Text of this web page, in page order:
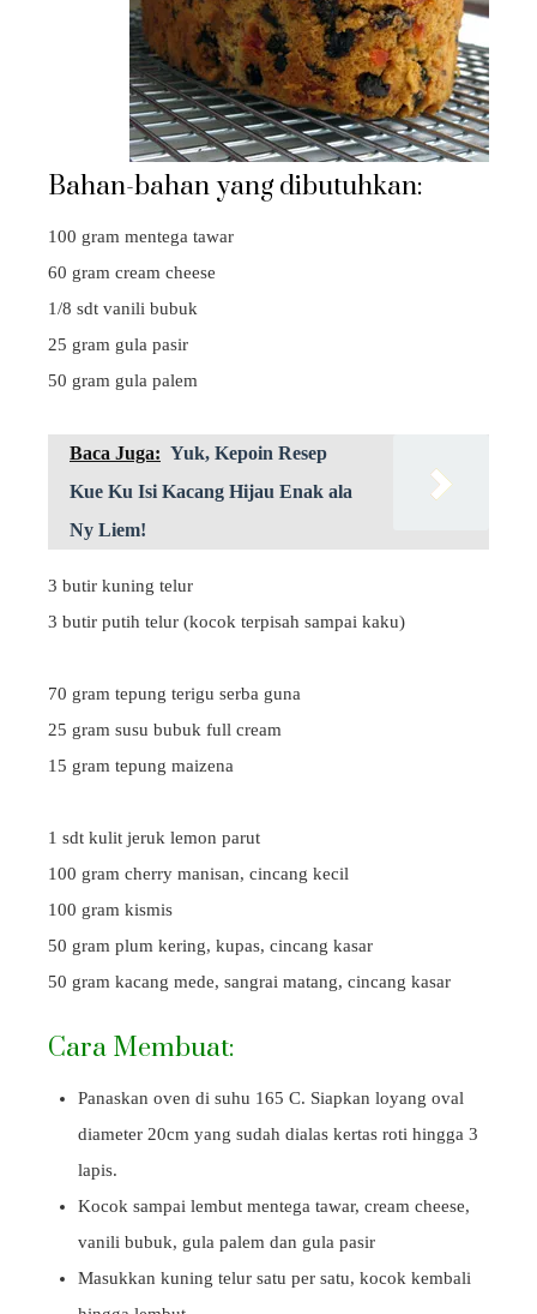
Bahan-bahan yang dibutuhkan:
100 gram mentega tawar
60 gram cream cheese
1/8 sdt vanili bubuk
25 gram gula pasir
50 gram gula palem
Baca Juga: Yuk, Kepoin Resep
Kue Ku Isi Kacang Hijau Enak ala
Ny Liem!
3 butir kuning telur
3 butir putih telur (kocok terpisah sampai kaku)
70 gram tepung terigu serba guna
25 gram susu bubuk full cream
15 gram tepung maizena
1 sdt kulit jeruk lemon parut
100 gram cherry manisan, cincang kecil
100 gram kismis
50 gram plum kering, kupas, cincang kasar
50 gram kacang mede, sangrai matang, cincang kasar
Cara Membuat:
Panaskan oven di suhu 165 C. Siapkan loyang oval
diameter 20cm yang sudah dialas kertas roti hingga 3
lapis.
Kocok sampai lembut mentega tawar, cream cheese,
vanili bubuk, gula palem dan gula pasir
Masukkan kuning telur satu per satu, kocok kembali